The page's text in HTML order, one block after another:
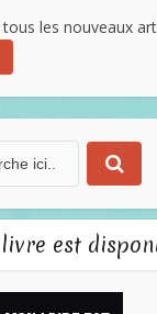
les nouveaux
est